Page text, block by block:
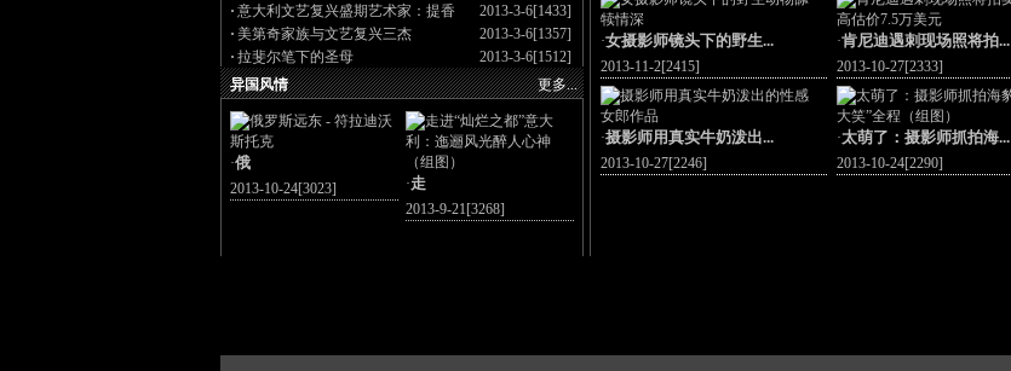
· 意大利文艺复兴盛期艺术家：提香
2013-3-6[1433]
· 美第奇家族与文艺复兴三杰
2013-3-6[1357]
· 拉斐尔笔下的圣母 2013-3-6[1512]
·女摄影师镜头下的野生...
2013-11-2[2415]
·肯尼迪遇刺现场照将拍...
2013-10-27[2333]
·摄影师用真实牛奶泼出...
2013-10-27[2246]
·太萌了：摄影师抓拍海...
2013-10-24[2290]
更多...
异国风情
·俄
2013-10-24[3023] ·走
2013-9-21[3268]